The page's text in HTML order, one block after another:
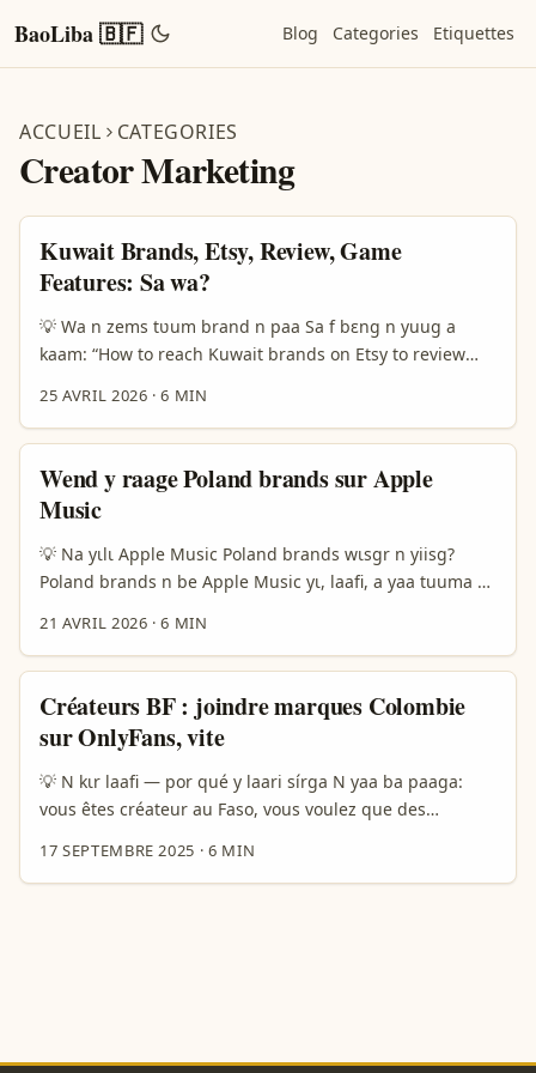
BaoLiba 🇧🇫 Blog Categories Etiquettes
ACCUEIL CATEGORIES
Creator Marketing
Kuwait Brands, Etsy, Review, Game
Features: Sa wa?
💡 Wa n zems tʋum brand n paa Sa f bɛng n yuug a
kaam: “How to reach Kuwait brands on Etsy to review
yĩnga, a ka yeli tẽn be Etsy la Kuwait brands tɔgo. A yẽn
woto: a na n tʋm brand, a yẽel a tɩrga, la a zems a game
25 AVRIL 2026 ·6 MIN
Wend y raage Poland brands sur Apple
Music
💡 Na yɩlɩ Apple Music Poland brands wɩsgr n yiisg?
Poland brands n be Apple Music yɩ, laafi, a yaa tuuma bɛ
creators n maan n paase n ye “how do I reach them?”
yĩngre n maana: b woto n be contact, b woto n be pitch,
b woto n be sponsored tools, n b woto n be disclosure.
...
21 AVRIL 2026 ·6 MIN
Créateurs BF : joindre marques Colombie
sur OnlyFans, vite
💡 N kɩr laafi — por qué y laari sírga N yaa ba paaga:
vous êtes créateur au Faso, vous voulez que des
avant artistes émergents — bom, idée forte. Mais c’est
pas juste envoyer DM et attendre. Colombie = marché
des marques qui testent formats payants. Le cas d’une
17 SEPTEMBRE 2025 ·6 MIN